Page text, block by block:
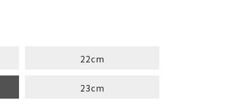
22cm
23cm